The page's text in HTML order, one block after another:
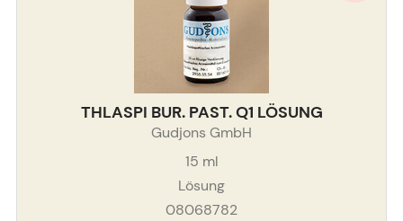
THLASPI BUR. PAST. Q1 LÖSUNG
Gudjons GmbH
15 ml
Lösung
08068782